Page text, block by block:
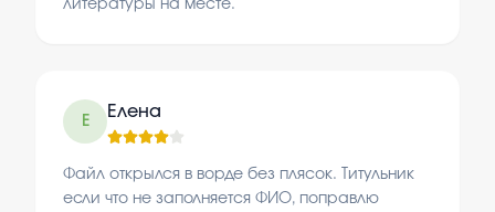
литературы на месте.
Е
Елена
Файл открылся в ворде без плясок. Титульник
если что не заполняется ФИО, поправлю